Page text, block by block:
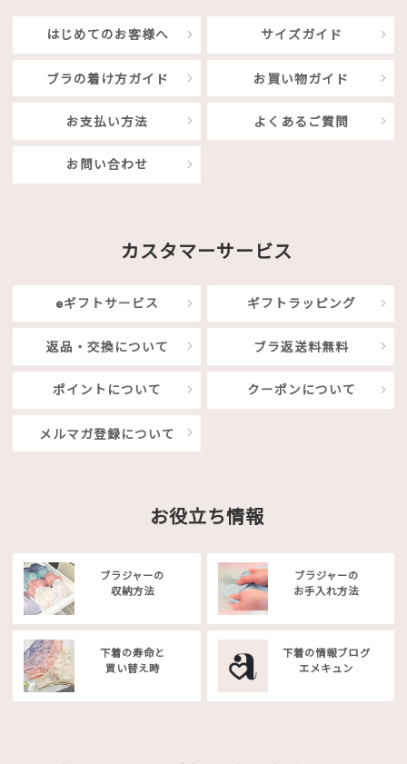
はじめてのお客様へ サイズガイド
ブラの着け方ガイド お買い物ガイド
お支払い方法 よくあるご質問
お問い合わせ
カスタマーサービス
eギフトサービス ギフトラッピング
返品・交換について ブラ返送料無料
ポイントについて クーポンについて
メルマガ登録について
お役立ち情報
ブラジャーの
収納方法
ブラジャーの
お手入れ方法
下着の寿命と
買い替え時
下着の情報ブログ
エメキュン